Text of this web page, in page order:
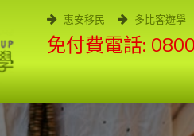
惠安移民 多比客遊學
免付費電話: